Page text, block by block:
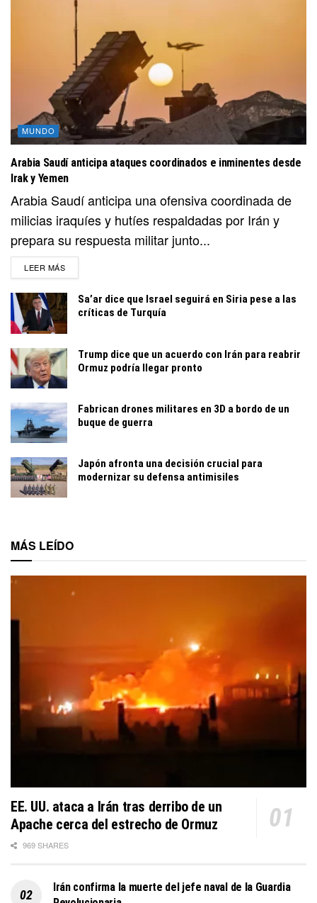
MUNDO
Arabia Saudí anticipa ataques coordinados e inminentes desde
Irak y Yemen
Arabia Saudí anticipa una ofensiva coordinada de
milicias iraquíes y hutíes respaldadas por Irán y
prepara su respuesta militar junto...
LEER MÁSDETAILS
Sa’ar dice que Israel seguirá en Siria pese a las
críticas de Turquía
Trump dice que un acuerdo con Irán para reabrir
Ormuz podría llegar pronto
Fabrican drones militares en 3D a bordo de un
buque de guerra
Japón afronta una decisión crucial para
modernizar su defensa antimisiles
MÁS LEÍDO
EE. UU. ataca a Irán tras derribo de un
Apache cerca del estrecho de Ormuz
969 SHARES
Irán confirma la muerte del jefe naval de la Guardia